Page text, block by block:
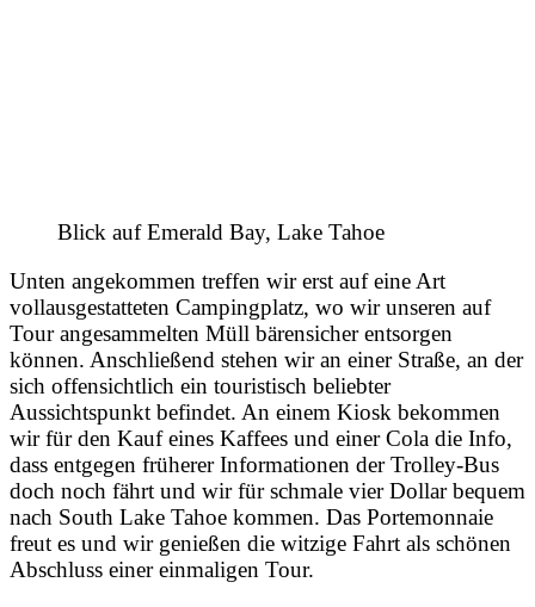
Blick auf Emerald Bay, Lake Tahoe
Unten angekommen treffen wir erst auf eine Art
vollausgestatteten Campingplatz, wo wir unseren auf
Tour angesammelten Müll bärensicher entsorgen
können. Anschließend stehen wir an einer Straße, an der
sich offensichtlich ein touristisch beliebter
Aussichtspunkt befindet. An einem Kiosk bekommen
wir für den Kauf eines Kaffees und einer Cola die Info,
dass entgegen früherer Informationen der Trolley-Bus
doch noch fährt und wir für schmale vier Dollar bequem
nach South Lake Tahoe kommen. Das Portemonnaie
freut es und wir genießen die witzige Fahrt als schönen
Abschluss einer einmaligen Tour.